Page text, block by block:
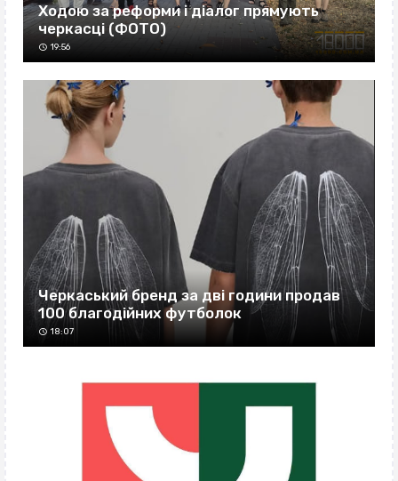
Ходою за реформи і діалог прямують
черкасці (ФОТО)
19:56
Черкаський бренд за дві години продав
100 благодійних футболок
18:07